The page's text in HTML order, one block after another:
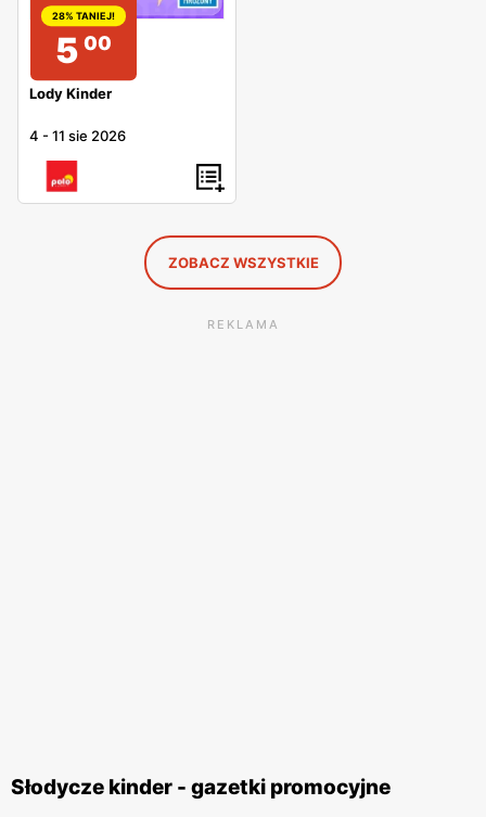
28% TANIEJ!
5 00
Lody Kinder
4 -11 sie 2026
ZOBACZ WSZYSTKIE
REKLAMA
Słodycze kinder - gazetki promocyjne